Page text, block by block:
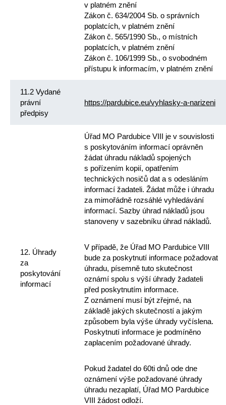
v platném znění
Zákon č. 634/2004 Sb. o správních
poplatcích, v platném znění
Zákon č. 565/1990 Sb., o místních
poplatcích, v platném znění
Zákon č. 106/1999 Sb., o svobodném
přístupu k informacím, v platném znění
11.2 Vydané
právní
předpisy
https://pardubice.eu/vyhlasky-a-narizeni
12. Úhrady
za
poskytování
informací
Úřad MO Pardubice VIII je v souvislosti
s poskytováním informací oprávněn
žádat úhradu nákladů spojených
s pořízením kopií, opatřením
technických nosičů dat a s odesláním
informací žadateli. Žádat může i úhradu
za mimořádně rozsáhlé vyhledávání
informací. Sazby úhrad nákladů jsou
stanoveny v sazebníku úhrad nákladů.
V případě, že Úřad MO Pardubice VIII
bude za poskytnutí informace požadovat
úhradu, písemně tuto skutečnost
oznámí spolu s výší úhrady žadateli
před poskytnutím informace.
Z oznámení musí být zřejmé, na
základě jakých skutečností a jakým
způsobem byla výše úhrady vyčíslena.
Poskytnutí informace je podmíněno
zaplacením požadované úhrady.
Pokud žadatel do 60ti dnů ode dne
oznámení výše požadované úhrady
úhradu nezaplatí, Úřad MO Pardubice
VIII žádost odloží.